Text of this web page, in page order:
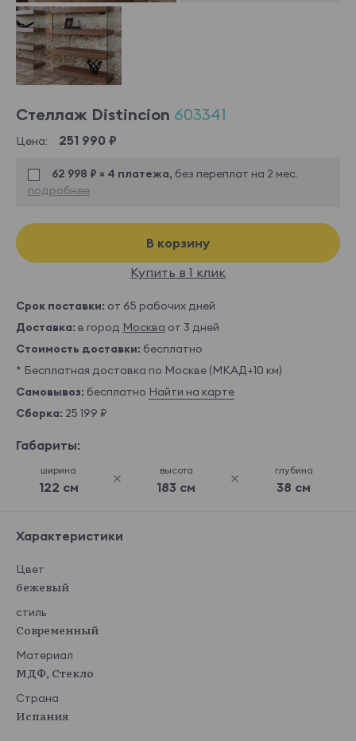
Стеллаж Distincion 603341
Цена: 251 990 ₽
62 998 ₽ × 4 платежа, без переплат на 2 мес.
подробнее
В корзину
Купить в 1 клик
Срок поставки: от 65 рабочих дней
Доставка: в город Москва от 3 дней
Стоимость доставки: бесплатно
* Бесплатная доставка по Москве (МКАД+10 км)
Самовывоз: бесплатно Найти на карте
Сборка: 25 199 ₽
Габариты:
ширина
122 см
высота
183 см
глубина
38 см
Характеристики
Цвет
бежевый
стиль
Современный
Материал
МДФ, Стекло
Страна
Испания